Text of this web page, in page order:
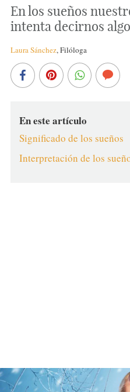
En los sueños
intenta decirnos algo
Laura Sánchez, Filóloga
En este artículo
Significado de los sueños
Interpretación de los